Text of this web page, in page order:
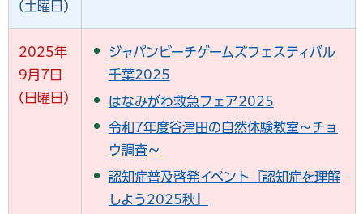
(土曜日)
2025年
9月7日
(日曜日)
ジャパンビーチゲームズフェスティバル
千葉2025
はなみがわ救急フェア2025
令和7年度谷津田の自然体験教室～チョ
ウ調査～
認知症普及啓発イベント『認知症を理解
しよう2025秋』